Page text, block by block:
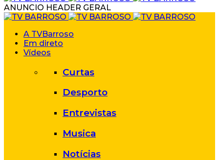
ANUNCIO HEADER GERAL
A TVBarroso
Em direto
Vídeos
Curtas
Desporto
Entrevistas
Musica
Notícias